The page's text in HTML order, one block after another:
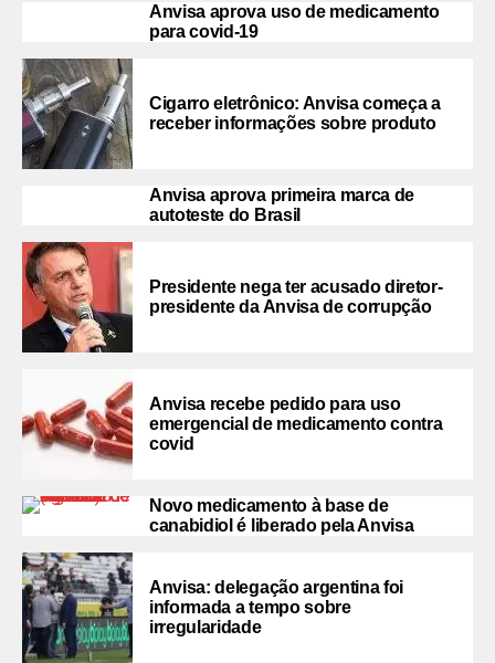
Anvisa aprova uso de medicamento
para covid-19
Cigarro eletrônico: Anvisa começa a
receber informações sobre produto
Anvisa aprova primeira marca de
autoteste do Brasil
Presidente nega ter acusado diretor-
presidente da Anvisa de corrupção
Anvisa recebe pedido para uso
emergencial de medicamento contra
covid
Novo medicamento à base de
canabidiol é liberado pela Anvisa
Anvisa: delegação argentina foi
informada a tempo sobre
irregularidade